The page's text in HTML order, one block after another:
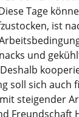
Tage
ist
und
soll sich
steigender
Freundschaft